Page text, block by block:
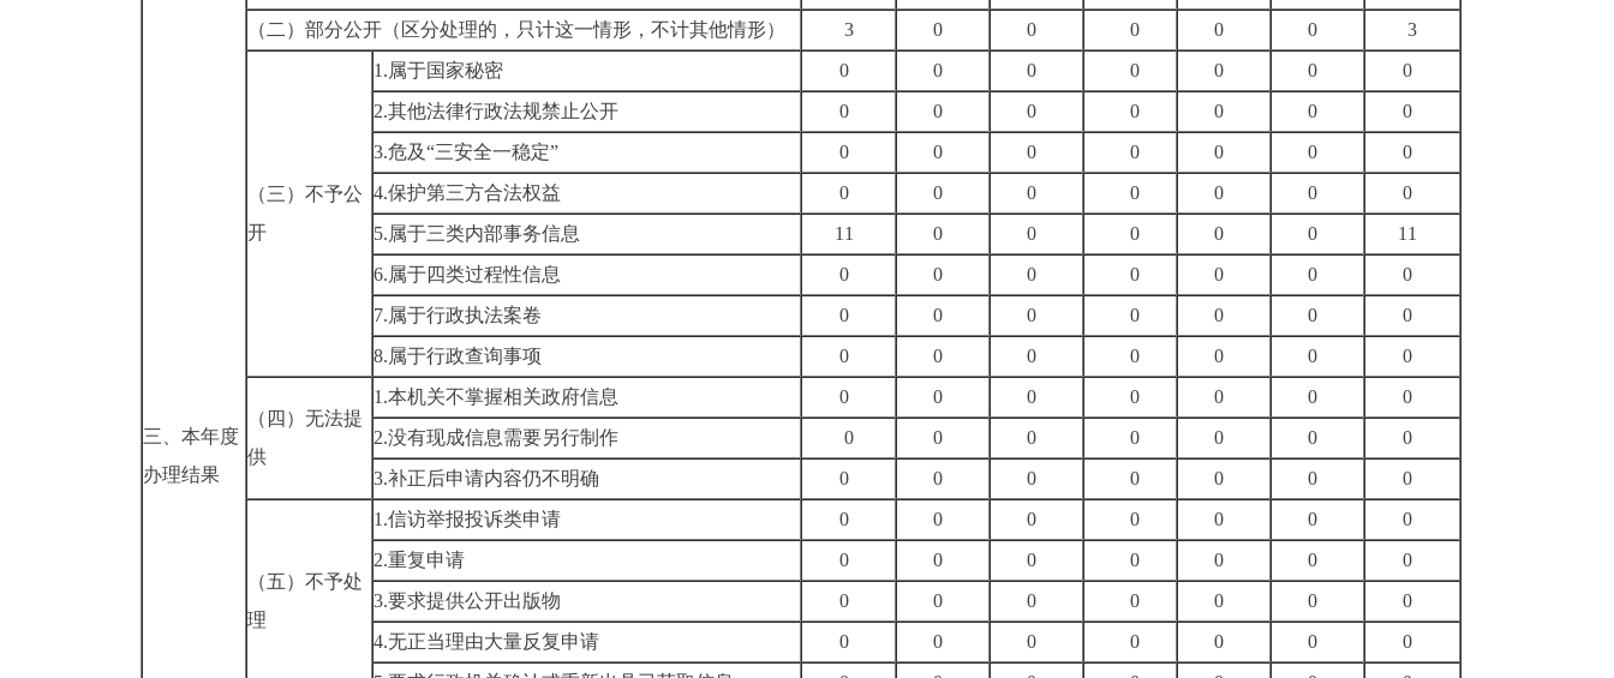
三、本年度
办理结果
（二）部分公开 （区分处理的，只计这一情形，不计其他情形） 3 0 0 0 0 0 3
（三）不予公
开
1.属于国家秘密 0 0 0 0 0 0
0
2.其他法律行政法规禁止公开
0 0 0 0 0 0
0
3.危及“三安全一稳定”
0 0 0 0 0 0
0
4.保护第三方合法权益
0 0 0 0 0 0
0
5.属于三类内部事务信息
11 0 0 0 0 0
11
6.属于四类过程性信息
0 0 0 0 0 0
0
7.属于行政执法案卷
0 0 0 0 0 0
0
8.属于行政查询事项
0 0 0 0 0 0 0
（四）无法提
供
1.本机关不掌握相关政府信息 0 0 0 0 0 0
0
2.没有现成信息需要另行制作
0 0 0 0 0 0
0
3.补正后申请内容仍不明确
0 0 0 0 0 0 0
（五）不予处
理
1.信访举报投诉类申请 0 0 0 0 0 0
0
2.重复申请
0 0 0 0 0 0
0
3.要求提供公开出版物
0 0 0 0 0 0
0
4.无正当理由大量反复申请
0 0 0 0 0 0
0